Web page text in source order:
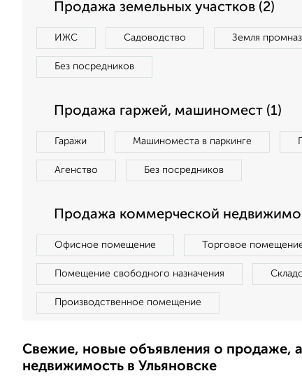
Продажа земельных участков (2)
ИЖС Садоводство Земля
Без посредников
Продажа гаржей, машиномест (1)
Гаражи Машиноместа в паркинге
Агенство Без посредников
Продажа коммерческой
Офисное помещение Торговое
Помещение свободного назначения
Производственное помещение
Свежие, новые объявления о продаже,
недвижимость в Ульяновске